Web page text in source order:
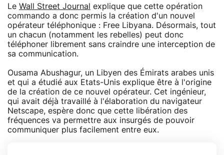
Le Wall Street Journal
explique que cette opération
commando a donc permis la création d'un nouvel
opérateur téléphonique : Free Libyana. Désormais, tout
un chacun (notamment les rebelles) peut donc
téléphoner librement sans craindre une interception de
sa communication.
Ousama Abushagur, un Libyen des Émirats arabes unis
et qui a étudié aux Etats-Unis explique être à l'origine
de la création de ce nouvel opérateur. Cet ingénieur,
qui avait déjà travaillé à l'élaboration du navigateur
Netscape, espère donc que cette libération des
fréquences va permettre aux insurgés de pouvoir
communiquer plus facilement entre eux.